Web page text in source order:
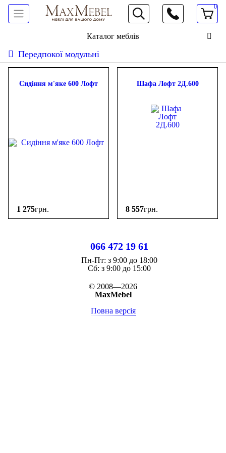
066 472 19 61
0
Каталог меблів
Передпокої модульні
Сидіння м'яке 600 Лофт
1 275грн.
Шафа Лофт 2Д.600
8 557грн.
066 472 19 61
Пн-Пт: з 9:00 до 18:00
Cб: з 9:00 до 15:00
© 2008—2026
MaxMebel
Повна версія